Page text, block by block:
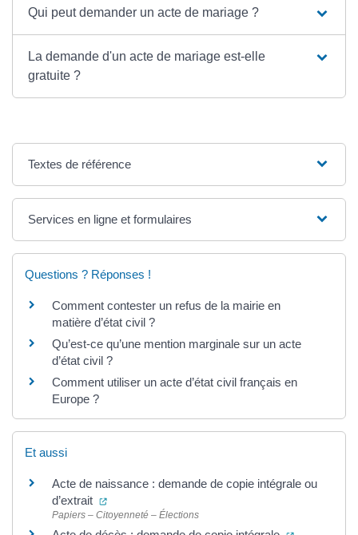
Qui peut demander un acte de mariage ?
La demande d'un acte de mariage est-elle
gratuite ?
Textes de référence
Services en ligne et formulaires
Questions ? Réponses !
Comment contester un refus de la mairie en
matière d’état civil ?
Qu’est-ce qu’une mention marginale sur un acte
d’état civil ?
Comment utiliser un acte d’état civil français en
Europe ?
Et aussi
Acte de naissance : demande de copie intégrale ou
d’extrait
(ouverture dans un nouvel onglet)
Papiers – Citoyenneté – Élections